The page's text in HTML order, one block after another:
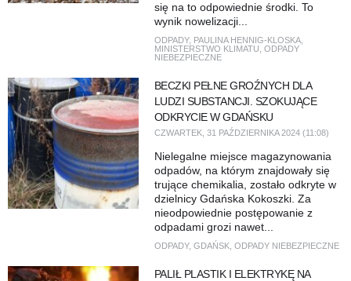
się na to odpowiednie środki. To
wynik nowelizacji...
ODPADY, PAULINA HENNIG-KLOSKA,
MINISTERSTWO KLIMATU ODPADY
NIEBEZPIECZNE
BECZKI PEŁNE GROŹNYCH DLA
LUDZI SUBSTANCJI. SZOKUJĄCE
ODKRYCIE W GDAŃSKU
CZWARTEK, 31 PAŹDZIERNIKA 2024 (11:08)
Nielegalne miejsce magazynowania
odpadów, na którym znajdowały się
trujące chemikalia, zostało odkryte w
dzielnicy Gdańska Kokoszki. Za
nieodpowiednie postępowanie z
odpadami grozi nawet...
ODPADY, GDAŃSK, ODPADY NIEBEZPIECZNE
PALIŁ PLASTIK I ELEKTRYKĘ NA